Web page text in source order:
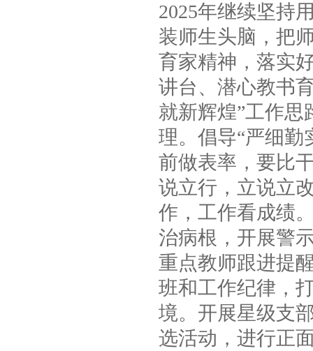
2025年继续坚持
装师生头脑，把
育家精神，落实
讲台、潜心教书
就新辉煌”工作
理。倡导“严细勤
前做表率，要比
说立行，立说立
作，工作看成绩
治病根，开展警
重点教师跟进提
班和工作纪律，
境。开展星级支
选活动，进行正